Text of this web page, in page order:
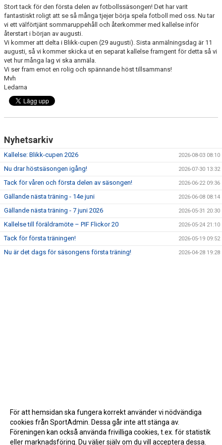
DOKUMENT
KONTAKT
Stort tack för den första delen av fotbollssäsongen! Det har varit
fantastiskt roligt att se så många tjejer börja spela fotboll med oss. Nu tar
vi ett välförtjänt sommaruppehåll och återkommer med kallelse inför
återstart i början av augusti.
Vi kommer att delta i Blikk-cupen (29 augusti). Sista anmälningsdag är 11
augusti, så vi kommer skicka ut en separat kallelse framgent för detta så vi
vet hur många lag vi ska anmäla.
Vi ser fram emot en rolig och spännande höst tillsammans!
Mvh
Ledarna
Nyhetsarkiv
Kallelse: Blikk-cupen 2026 2026-08-03 08:10
Nu drar höstsäsongen igång! 2026-07-30 13:32
Tack för våren och första delen av säsongen! 2026-06-22 09:36
Gällande nästa träning - 14e juni 2026-06-08 08:14
Gällande nästa träning - 7 juni 2026 2026-05-31 20:30
Kallelse till föräldramöte – PIF Flickor 20 2026-05-24 21:10
Tack för första träningen! 2026-05-19 09:52
Nu är det dags för säsongens första träning! 2026-04-28 19:28
För att hemsidan ska fungera korrekt använder vi nödvändiga
cookies från SportAdmin. Dessa går inte att stänga av.
Föreningen kan också använda frivilliga cookies, t.ex. för statistik
eller marknadsföring. Du väljer själv om du vill acceptera dessa.